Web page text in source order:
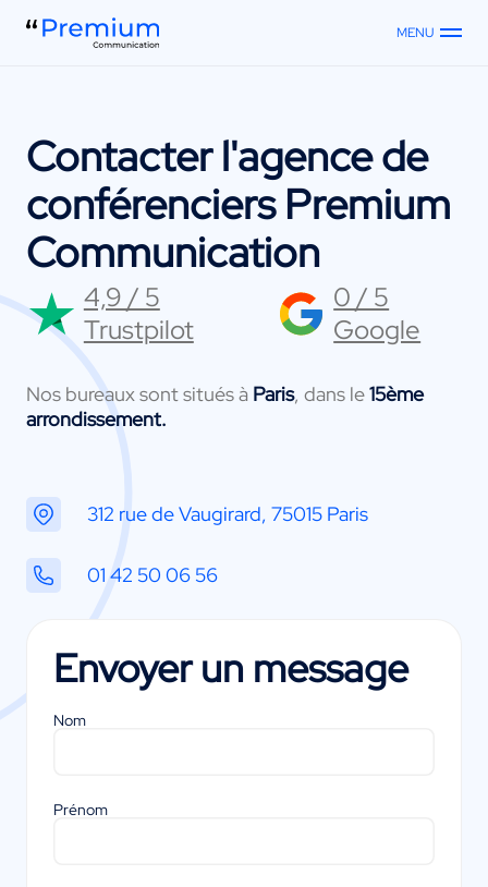
MENU
Contacter l'agence de
conférenciers Premium
Communication
4,9 / 5
Trustpilot
0 / 5
Google
Nos bureaux sont situés à Paris, dans le15ème
arrondissement.
312 rue de Vaugirard, 75015 Paris
01 42 50 06 56
Envoyer un message
Nom
Prénom